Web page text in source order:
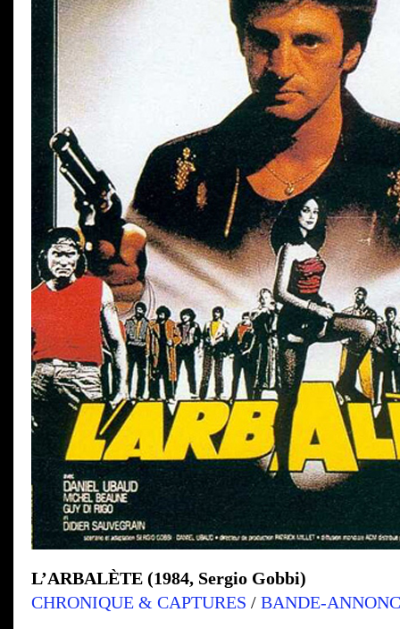
L’ARBALÈTE (1984, Sergio Gobbi)
CHRONIQUE & CAPTURES / BANDE-